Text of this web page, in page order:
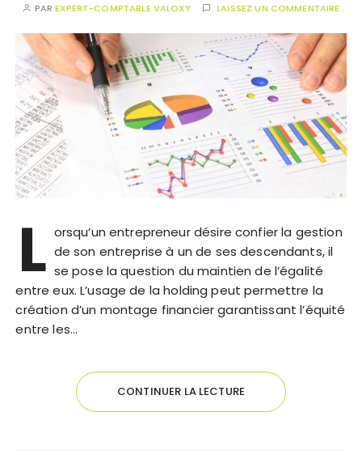
PAREXPERT-COMPTABLE VALOXY LAISSEZ UN COMMENTAIRE
L orsqu’un entrepreneur désire confier la gestion
de son entreprise à un de ses descendants, il
se pose la question du maintien de l’égalité
entre eux. L’usage de la holding peut permettre la
création d’un montage financier garantissant l’équité
entre les…
CONTINUER LA LECTURE